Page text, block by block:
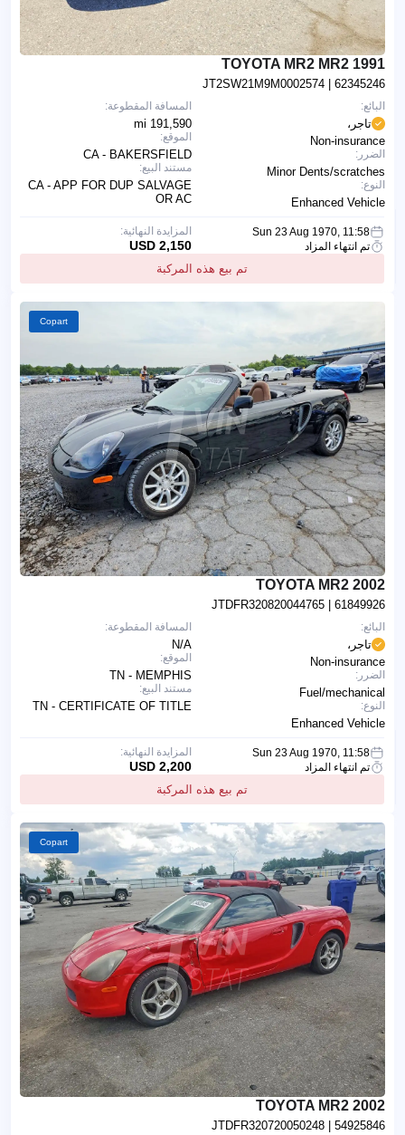
1991 TOYOTA MR2 MR2
JT2SW21M9M0002574 | 62345246
المسافة المقطوعة:
191,590 mi
الموقع:
CA - BAKERSFIELD
مستند البيع:
CA - APP FOR DUP SALVAGE
OR AC
البائع:
تاجر،
Non-insurance
الضرر:
Minor Dents/scratches
النوع:
Enhanced Vehicle
Sun 23 Aug 1970, 11:58
تم انتهاء المزاد
تم بيع هذه المركبة
المزايدة النهائية:
2,150 USD
Copart
2002 TOYOTA MR2
JTDFR320820044765 | 61849926
المسافة المقطوعة:
N/A
الموقع:
TN - MEMPHIS
مستند البيع:
TN - CERTIFICATE OF TITLE
البائع:
تاجر،
Non-insurance
الضرر:
Fuel/mechanical
النوع:
Enhanced Vehicle
Sun 23 Aug 1970, 11:58
تم انتهاء المزاد
تم بيع هذه المركبة
المزايدة النهائية:
2,200 USD
Copart
2002 TOYOTA MR2
JTDFR320720050248 | 54925846